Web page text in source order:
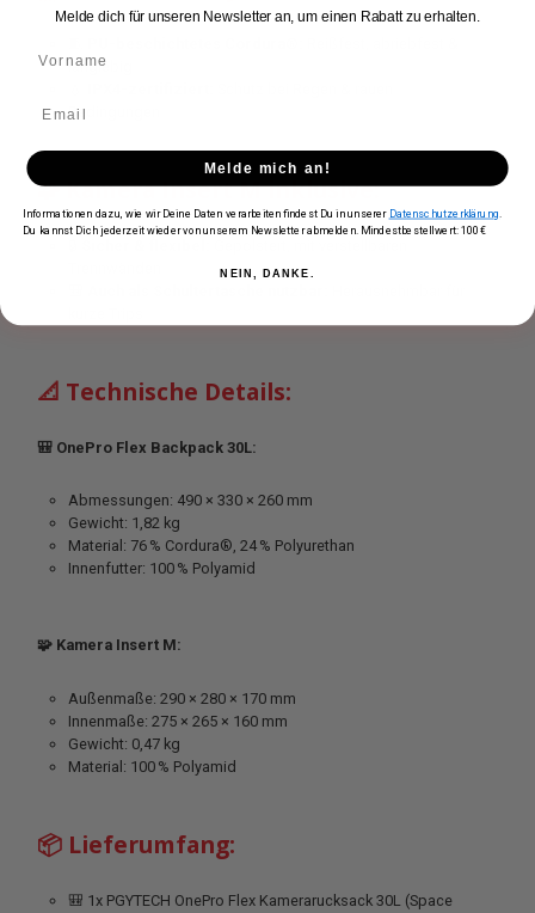
langlebig
Bedingungen
🧩 Kamera Insert M inklusive:
📐 Technische Details:
🎒 OnePro Flex Backpack 30L:
Abmessungen: 490 × 330 × 260 mm
Gewicht: 1,82 kg
Material: 76 % Cordura®, 24 % Polyurethan
Innenfutter: 100 % Polyamid
🧩 Kamera Insert M:
Außenmaße: 290 × 280 × 170 mm
Innenmaße: 275 × 265 × 160 mm
Gewicht: 0,47 kg
Material: 100 % Polyamid
📦 Lieferumfang:
🎒 1x PGYTECH OnePro Flex Kamerarucksack 30L (Space
Melde dich für unseren Newsletter an, um einen Rabatt zu erhalten.
Melde mich an!
Informationen dazu, wie wir Deine Daten verarbeiten findest Du in unserer Datenschutzerklärung
Du kannst Dich jederzeit wieder von unserem Newsletter abmelden. Mindestbestellwert: 100€
NEIN, DANKE.